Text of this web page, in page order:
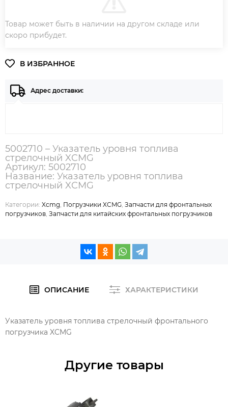
Товар может быть в наличии на другом складе или
скоро прибудет.
Адрес доставки:
5002710 – Указатель уровня топлива
стрелочный XCMG
Артикул: 5002710
Название: Указатель уровня топлива
стрелочный XCMG
Категории: Xcmg Погрузчики XCMG Запчасти для фронтальных
погрузчиков Запчасти для китайских фронтальных погрузчиков
ОПИСАНИЕ ХАРАКТЕРИСТИКИ
Указатель уровня топлива стрелочный фронтального
погрузчика XCMG
Другие товары